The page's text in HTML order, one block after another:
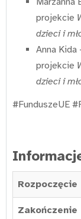
projekcie
dzieci i
Anna Kida
projekcie
dzieci i
#FunduszeUE
Rozpoczęcie
Zakończenie